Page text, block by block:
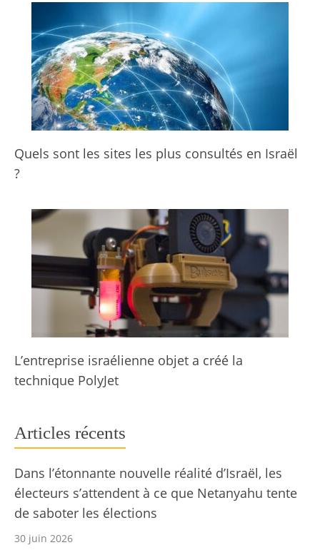
Quels sont les sites les plus consultés en Israël
?
L’entreprise israélienne objet a créé la
technique PolyJet
Articles récents
Dans l’étonnante nouvelle réalité d’Israël, les
électeurs s’attendent à ce que Netanyahu tente
de saboter les élections
30 juin 2026